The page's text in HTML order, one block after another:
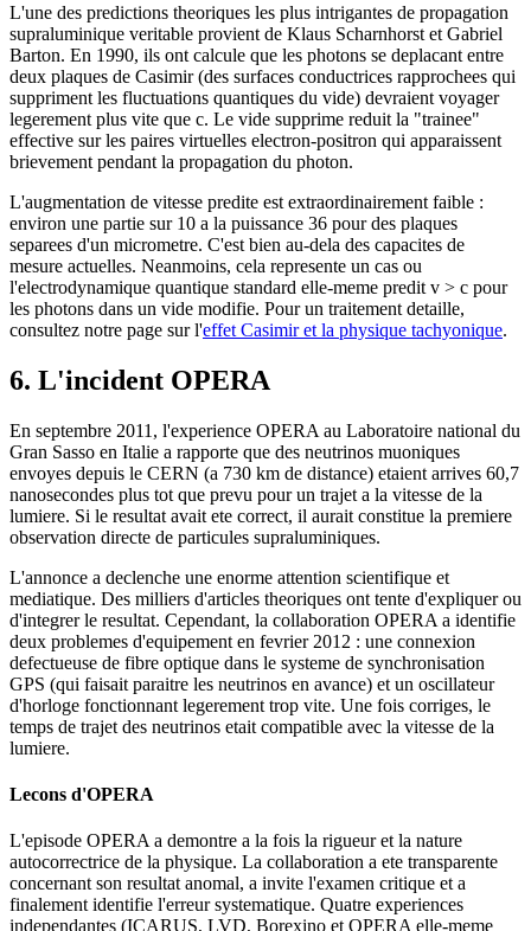
L'une des predictions theoriques les plus intrigantes de propagation
supraluminique veritable provient de Klaus Scharnhorst et Gabriel
Barton. En 1990, ils ont calcule que les photons se deplacant entre
deux plaques de Casimir (des surfaces conductrices rapprochees qui
suppriment les fluctuations quantiques du vide) devraient voyager
legerement plus vite que c. Le vide supprime reduit la "trainee"
effective sur les paires virtuelles electron-positron qui apparaissent
brievement pendant la propagation du photon.
L'augmentation de vitesse predite est extraordinairement faible :
environ une partie sur 10 a la puissance 36 pour des plaques
separees d'un micrometre. C'est bien au-dela des capacites de
mesure actuelles. Neanmoins, cela represente un cas ou
l'electrodynamique quantique standard elle-meme predit v > c pour
les photons dans un vide modifie. Pour un traitement detaille,
consultez notre page sur l'effet Casimir et la physique tachyonique.
6. L'incident OPERA
En septembre 2011, l'experience OPERA au Laboratoire national du
Gran Sasso en Italie a rapporte que des neutrinos muoniques
envoyes depuis le CERN (a 730 km de distance) etaient arrives 60,7
nanosecondes plus tot que prevu pour un trajet a la vitesse de la
lumiere. Si le resultat avait ete correct, il aurait constitue la premiere
observation directe de particules supraluminiques.
L'annonce a declenche une enorme attention scientifique et
mediatique. Des milliers d'articles theoriques ont tente d'expliquer ou
d'integrer le resultat. Cependant, la collaboration OPERA a identifie
deux problemes d'equipement en fevrier 2012 : une connexion
defectueuse de fibre optique dans le systeme de synchronisation
GPS (qui faisait paraitre les neutrinos en avance) et un oscillateur
d'horloge fonctionnant legerement trop vite. Une fois corriges, le
temps de trajet des neutrinos etait compatible avec la vitesse de la
lumiere.
Lecons d'OPERA
L'episode OPERA a demontre a la fois la rigueur et la nature
autocorrectrice de la physique. La collaboration a ete transparente
concernant son resultat anomal, a invite l'examen critique et a
finalement identifie l'erreur systematique. Quatre experiences
independantes (ICARUS, LVD, Borexino et OPERA elle-meme